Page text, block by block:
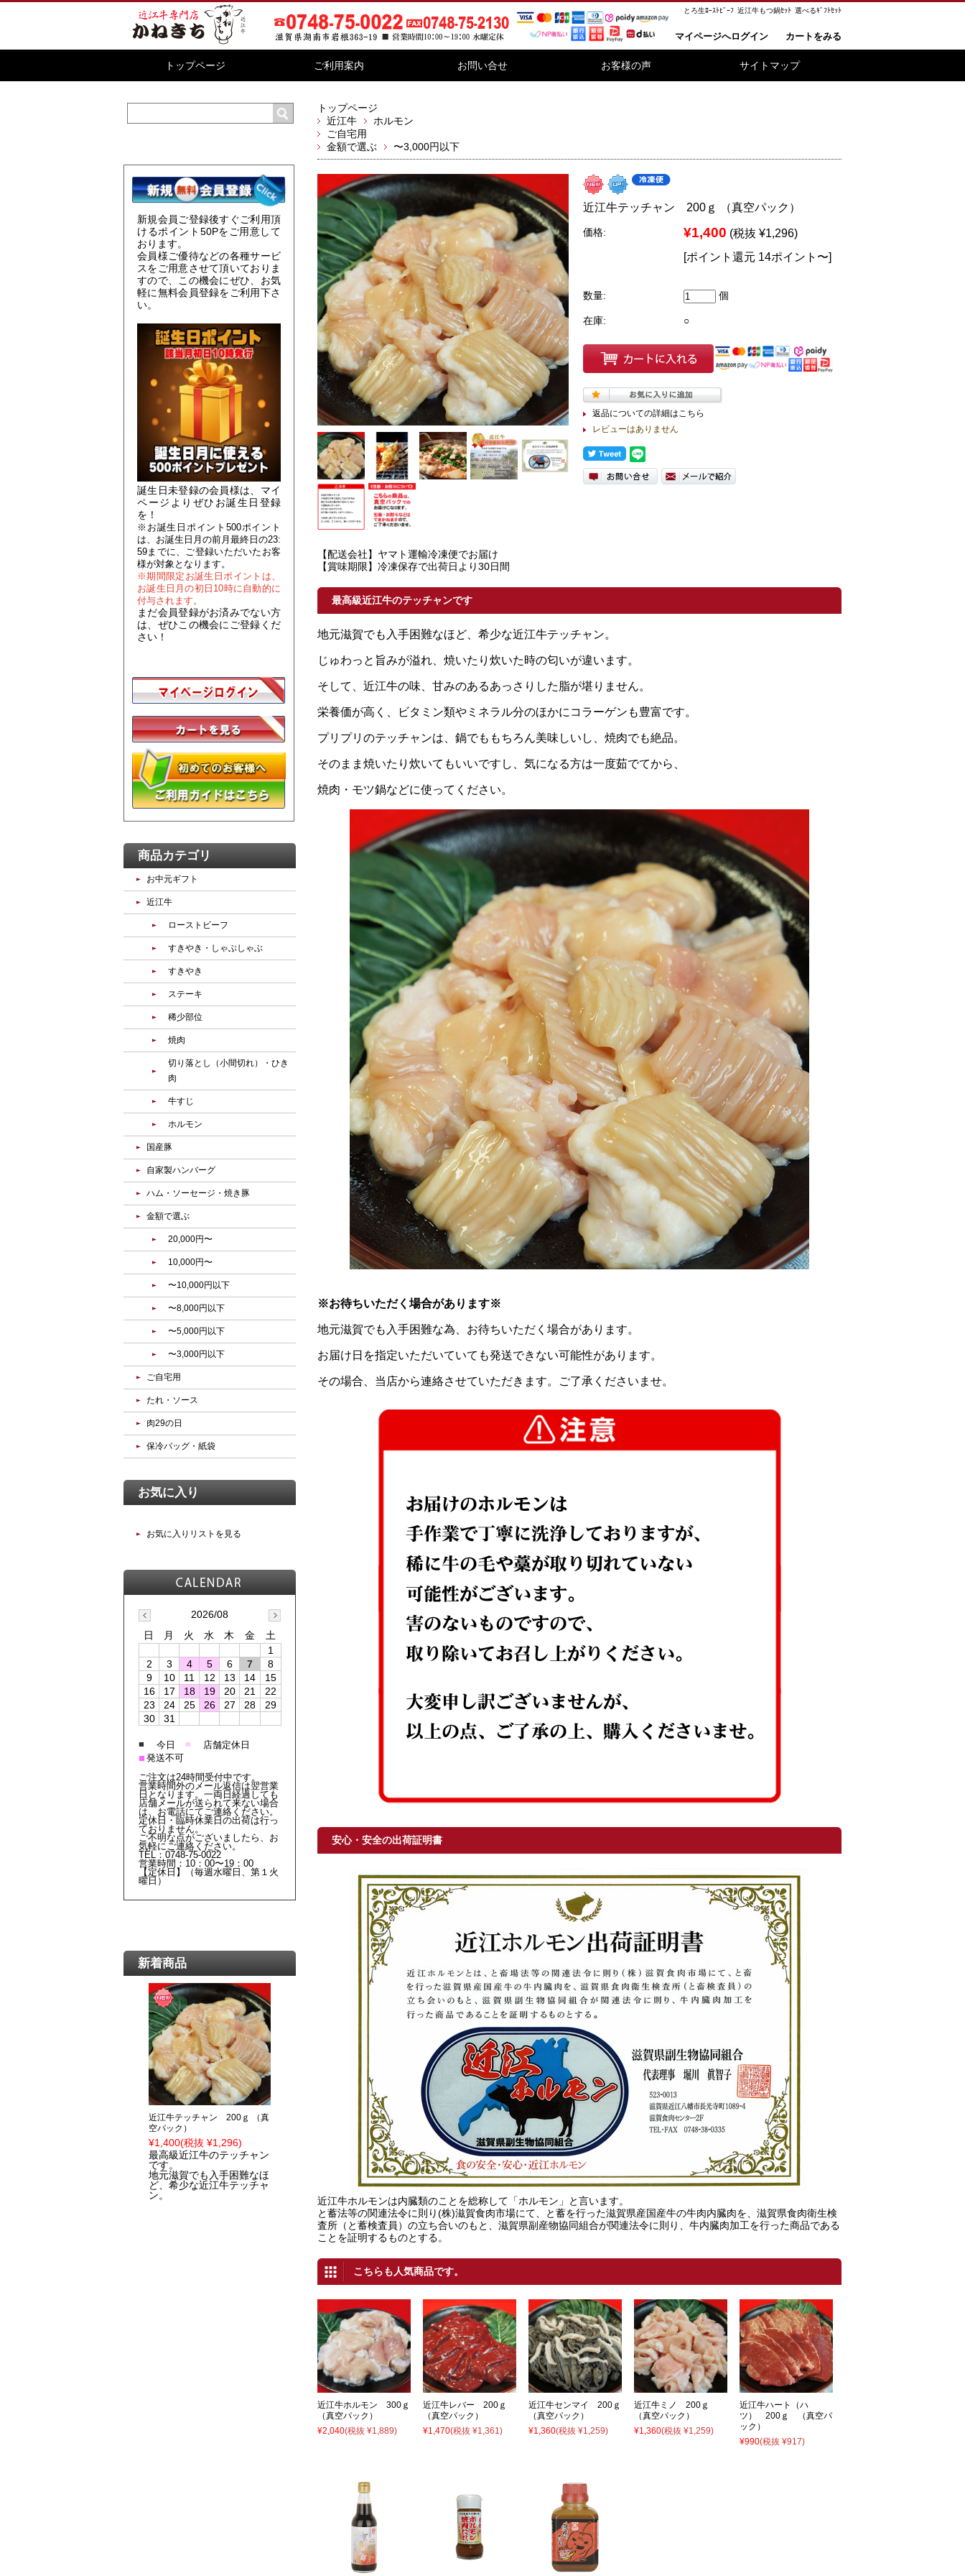
とろ生ﾛｰｽﾄﾋﾞｰﾌ 近江牛もつ鍋ｾｯﾄ 選べるｷﾞﾌﾄｾｯﾄ
マイページへログイン カートをみる
トップページ ご利用案内 お問い合せ お客様の声 サイトマップ
トップページ
近江牛
ホルモン
ご自宅用
金額で選ぶ
〜3,000円以下
近江牛テッチャン 200ｇ （真空パック）
価格: ¥1,400 (税抜 ¥1,296)
[ポイント還元 14ポイント〜]
数量: 個
在庫: ○
返品についての詳細はこちら
レビューはありません
【配送会社】ヤマト運輸冷凍便でお届け
【賞味期限】冷凍保存で出荷日より30日間
最高級近江牛のテッチャンです
地元滋賀でも入手困難なほど、希少な近江牛テッチャン。
じゅわっと旨みが溢れ、焼いたり炊いた時の匂いが違います。
そして、近江牛の味、甘みのあるあっさりした脂が堪りません。
栄養価が高く、ビタミン類やミネラル分のほかにコラーゲンも豊富です。
プリプリのテッチャンは、鍋でももちろん美味しいし、焼肉でも絶品。
そのまま焼いたり炊いてもいいですし、気になる方は一度茹でてから、
焼肉・モツ鍋などに使ってください。
※お待ちいただく場合があります※
地元滋賀でも入手困難な為、お待ちいただく場合があります。
お届け日を指定いただいていても発送できない可能性があります。
その場合、当店から連絡させていただきます。ご了承くださいませ。
安心・安全の出荷証明書
近江牛ホルモンは内臓類のことを総称して「ホルモン」と言います。
と蓄法等の関連法令に則り(株)滋賀食肉市場にて、と蓄を行った滋賀県産国産牛の牛肉内臓肉を、滋賀県食肉衛生検
査所（と蓄検査員）の立ち合いのもと、滋賀県副産物協同組合が関連法令に則り、牛内臓肉加工を行った商品である
ことを証明するものとする。
こちらも人気商品です。
近江牛ホルモン 300ｇ
（真空パック）
¥2,040(税抜 ¥1,889)
近江牛レバー 200ｇ
（真空パック）
¥1,470(税抜 ¥1,361)
近江牛センマイ 200ｇ
（真空パック）
¥1,360(税抜 ¥1,259)
近江牛ミノ 200ｇ
（真空パック）
¥1,360(税抜 ¥1,259)
近江牛ハート（ハ
ツ） 200ｇ （真空パ
ック）
¥990(税抜 ¥917)
新規会員ご登録後すぐご利用頂
けるポイント 50Pをご用意して
おります。
会員様ご優待などの各種サービ
スをご用意させて頂いておりま
すので、この機会にぜひ、お気
軽に無料会員登録をご利用下さ
い。
誕生日未登録の会員様は、マイ
ページよりぜひお誕生日登録
を！
※お誕生日ポイント500ポイント
は、お誕生日月の前月最終日の23:
59までに、ご登録いただいたお客
様が対象となります。
※期間限定お誕生日ポイントは、
お誕生日月の初日10時に自動的に
付与されます。
まだ会員登録がお済みでない方
は、ぜひこの機会にご登録くだ
さい！
商品カテゴリ
お中元ギフト
近江牛
ローストビーフ
すきやき・しゃぶしゃぶ
すきやき
ステーキ
稀少部位
焼肉
切り落とし（小間切れ）・ひき
肉
牛すじ
ホルモン
国産豚
自家製ハンバーグ
ハム・ソーセージ・焼き豚
金額で選ぶ
20,000円〜
10,000円〜
〜10,000円以下
〜8,000円以下
〜5,000円以下
〜3,000円以下
ご自宅用
たれ・ソース
肉29の日
保冷バッグ・紙袋
お気に入り
お気に入りリストを見る
2026/08
日
月 火 水 木 金
土
1
2
3 4 5 6 7
8
9
10 11 12 13 14
15
16
17 18 19 20 21
22
23
24 25 26 27 28
29
30
31
■ 今日 ■ 店舗定休日
■発送不可
ご注文は24時間受付中です。
営業時間外のメール返信は翌営業
日となります。一両日経過しても
店舗メールが送られて来ない場合
は、お電話にてご連絡ください。
定休日・臨時休業日の出荷は行っ
ておりません。
ご不明な点がございましたら、お
気軽にご連絡ください。
TEL：0748-75-0022
営業時間：10：00〜19：00
【定休日】（毎週水曜日、第１火
曜日）
新着商品
近江牛テッチャン 200ｇ （真
空パック）
¥1,400(税抜 ¥1,296)
最高級近江牛のテッチャン
です。
地元滋賀でも入手困難なほ
ど、希少な近江牛テッチャ
ン。